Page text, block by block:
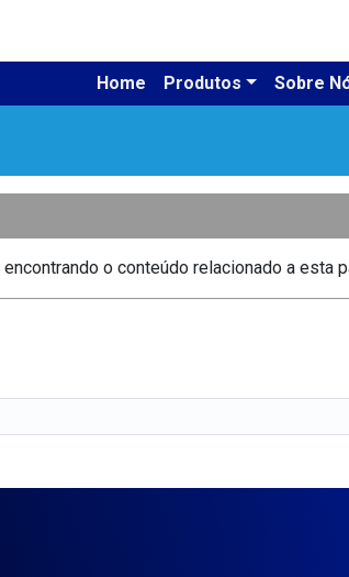
Home Produtos Sobre
o conteúdo relacionado a esta